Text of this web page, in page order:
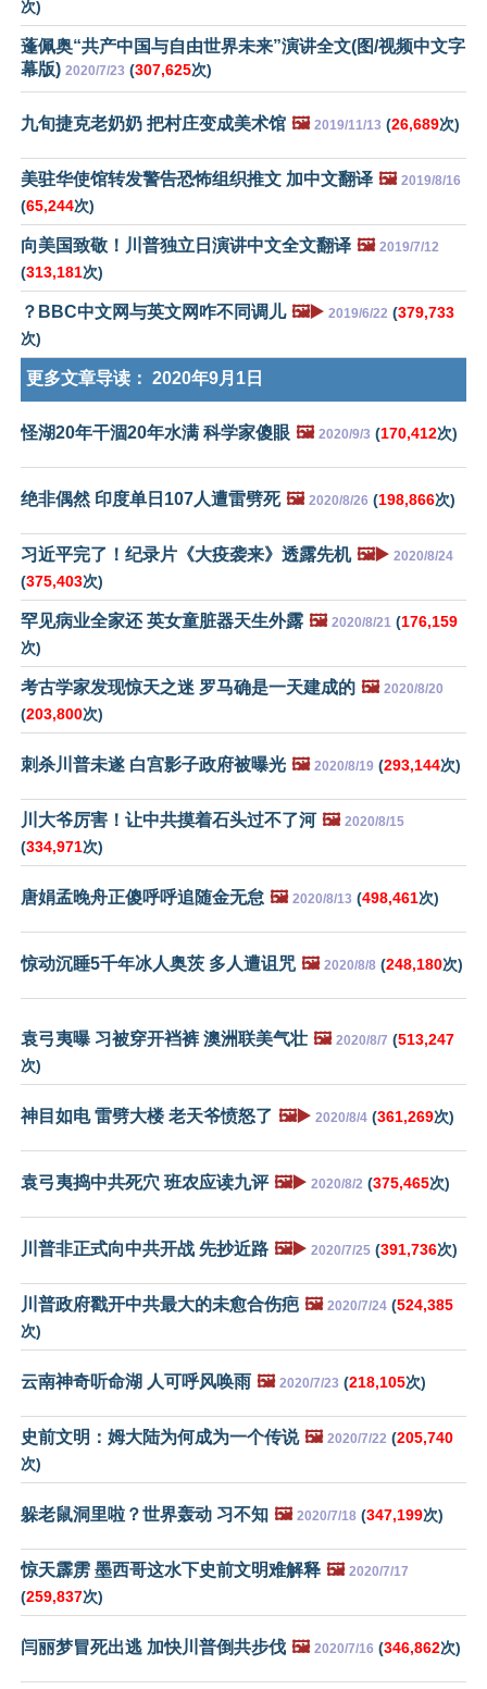
次)
蓬佩奥“共产中国与自由世界未来”演讲全文(图/视频中文字
幕版) 2020/7/23 (307,625次)
九旬捷克老奶奶 把村庄变成美术馆 🖼️ 2019/11/13 (26,689次)
美驻华使馆转发警告恐怖组织推文 加中文翻译 🖼️ 2019/8/16
(65,244次)
向美国致敬！川普独立日演讲中文全文翻译 🖼️ 2019/7/12
(313,181次)
？BBC中文网与英文网咋不同调儿 🖼️▶️ 2019/6/22 (379,733
次)
更多文章导读： 2020年9月1日
怪湖20年干涸20年水满 科学家傻眼 🖼️ 2020/9/3 (170,412次)
绝非偶然 印度单日107人遭雷劈死 🖼️ 2020/8/26 (198,866次)
习近平完了！纪录片《大疫袭来》透露先机 🖼️▶️ 2020/8/24
(375,403次)
罕见病业全家还 英女童脏器天生外露 🖼️ 2020/8/21 (176,159
次)
考古学家发现惊天之迷 罗马确是一天建成的 🖼️ 2020/8/20
(203,800次)
刺杀川普未遂 白宫影子政府被曝光 🖼️ 2020/8/19 (293,144次)
川大爷厉害！让中共摸着石头过不了河 🖼️ 2020/8/15
(334,971次)
唐娟孟晚舟正傻呼呼追随金无怠 🖼️ 2020/8/13 (498,461次)
惊动沉睡5千年冰人奥茨 多人遭诅咒 🖼️ 2020/8/8 (248,180次)
袁弓夷曝 习被穿开裆裤 澳洲联美气壮 🖼️ 2020/8/7 (513,247
次)
神目如电 雷劈大楼 老天爷愤怒了 🖼️▶️ 2020/8/4 (361,269次)
袁弓夷捣中共死穴 班农应读九评 🖼️▶️ 2020/8/2 (375,465次)
川普非正式向中共开战 先抄近路 🖼️▶️ 2020/7/25 (391,736次)
川普政府戳开中共最大的未愈合伤疤 🖼️ 2020/7/24 (524,385
次)
云南神奇听命湖 人可呼风唤雨 🖼️ 2020/7/23 (218,105次)
史前文明：姆大陆为何成为一个传说 🖼️ 2020/7/22 (205,740
次)
躲老鼠洞里啦？世界轰动 习不知 🖼️ 2020/7/18 (347,199次)
惊天霹雳 墨西哥这水下史前文明难解释 🖼️ 2020/7/17
(259,837次)
闫丽梦冒死出逃 加快川普倒共步伐 🖼️ 2020/7/16 (346,862次)